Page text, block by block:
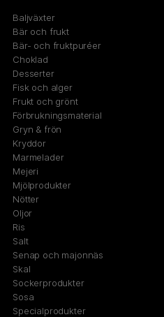
Baljväxter
Bär och frukt
Bär- och fruktpuréer
Choklad
Desserter
Fisk och alger
Frukt och grönt
Förbrukningsmaterial
Gryn & frön
Kryddor
Marmelader
Mejeri
Mjölprodukter
Nötter
Oljor
Ris
Salt
Senap och majonnäs
Skal
Sockerprodukter
Sosa
Specialprodukter